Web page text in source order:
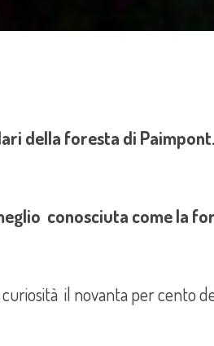
della foresta di Paimpont.
conosciuta come la
il novanta per cento